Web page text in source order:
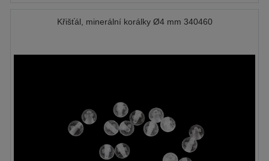
Křišťál, minerální korálky Ø4 mm 340460